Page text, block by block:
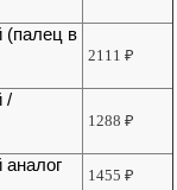
(палец в
2111₽
/
1288₽
аналог
1455₽